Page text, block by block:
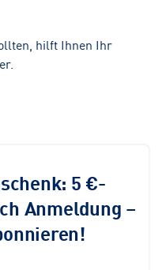
hilft Ihnen Ihr
5 €-
Anmeldung –